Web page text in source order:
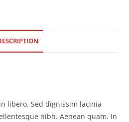
libero. Sed dignissim lacinia
nibh. Aenean quam. In